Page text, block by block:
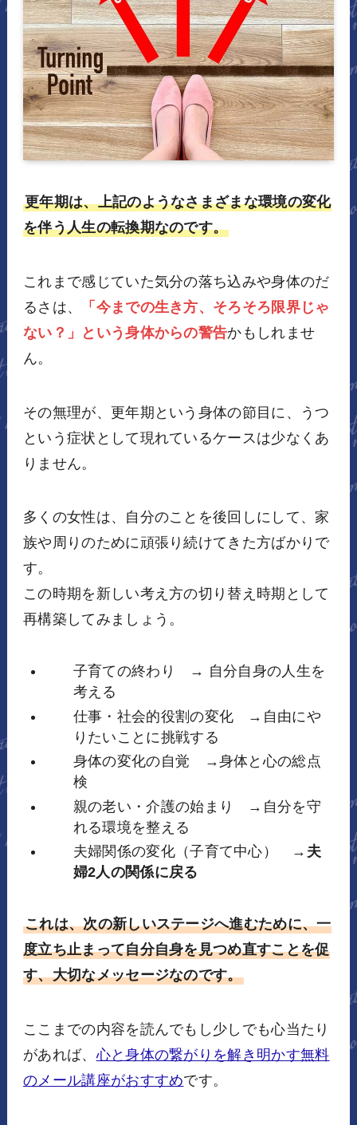
更年期は、上記のようなさまざまな環境の変化
を伴う人生の転換期なのです。
これまで感じていた気分の落ち込みや身体のだ
るさは、
「今までの生き方、そろそろ限界じゃ
ない？」という身体からの警告かもしれませ
ん。
その無理が、更年期という身体の節目に、うつ
という症状として現れているケースは少なくあ
りません。
多くの女性は、自分のことを後回しにして、家
族や周りのために頑張り続けてきた方ばかりで
す。
この時期を新しい考え方の切り替え時期として
再構築してみましょう。
子育ての終わり → 自分自身の人生を
考える
仕事・社会的役割の変化 →自由にや
りたいことに挑戦する
身体の変化の自覚 →身体と心の総点
検
親の老い・介護の始まり →自分を守
れる環境を整える
夫婦関係の変化（子育て中心） → 夫
婦2人の関係に戻る
これは、次の新しいステージへ進むために、一
度立ち止まって自分自身を見つめ直すことを促
す、大切なメッセージなのです。
ここまでの内容を読んでもし少しでも心当たり
があれば、心と身体の繋がりを解き明かす無料
のメール講座がおすすめです。